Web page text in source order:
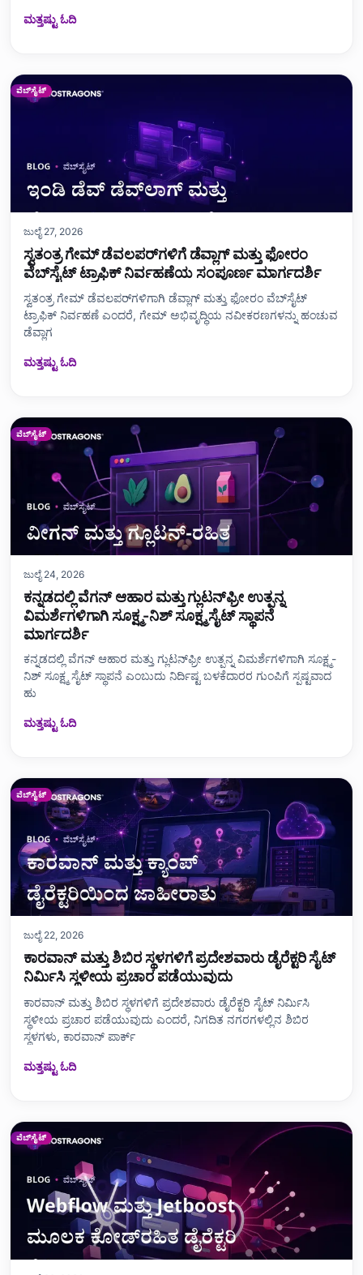
ಮತ್ತಷ್ಟು ಓದಿ
ವೆಬ್‌ಸೈಟ್
ಜುಲೈ 27, 2026
ಸ್ವತಂತ್ರ ಗೇಮ್ ಡೆವಲಪರ್‌ಗಳಿಗೆ ಡೆವ್ಲಾಗ್ ಮತ್ತು ಫೋರಂ
ವೆಬ್‌ಸೈಟ್ ಟ್ರಾಫಿಕ್ ನಿರ್ವಹಣೆಯ ಸಂಪೂರ್ಣ ಮಾರ್ಗದರ್ಶಿ
ಸ್ವತಂತ್ರ ಗೇಮ್ ಡೆವಲಪರ್‌ಗಳಿಗಾಗಿ ಡೆವ್ಲಾಗ್ ಮತ್ತು ಫೋರಂ ವೆಬ್‌ಸೈಟ್
ಟ್ರಾಫಿಕ್ ನಿರ್ವಹಣೆ ಎಂದರೆ, ಗೇಮ್ ಅಭಿವೃದ್ಧಿಯ ನವೀಕರಣಗಳನ್ನು ಹಂಚುವ
ಡೆವ್ಲಾಗ
ಮತ್ತಷ್ಟು ಓದಿ
ವೆಬ್‌ಸೈಟ್
ಜುಲೈ 24, 2026
ಕನ್ನಡದಲ್ಲಿ ವೆಗನ್ ಆಹಾರ ಮತ್ತು ಗ್ಲುಟನ್‌ಫ್ರೀ ಉತ್ಪನ್ನ
ವಿಮರ್ಶೆಗಳಿಗಾಗಿ ಸೂಕ್ಷ್ಮ-ನಿಶ್ ಸೂಕ್ಷ್ಮ ಸೈಟ್ ಸ್ಥಾಪನೆ
ಮಾರ್ಗದರ್ಶಿ
ಕನ್ನಡದಲ್ಲಿ ವೆಗನ್ ಆಹಾರ ಮತ್ತು ಗ್ಲುಟನ್‌ಫ್ರೀ ಉತ್ಪನ್ನ ವಿಮರ್ಶೆಗಳಿಗಾಗಿ ಸೂಕ್ಷ್ಮ-
ನಿಶ್ ಸೂಕ್ಷ್ಮ ಸೈಟ್ ಸ್ಥಾಪನೆ ಎಂಬುದು ನಿರ್ದಿಷ್ಟ ಬಳಕೆದಾರರ ಗುಂಪಿಗೆ ಸ್ಪಷ್ಟವಾದ
ಹು
ಮತ್ತಷ್ಟು ಓದಿ
ವೆಬ್‌ಸೈಟ್
ಜುಲೈ 22, 2026
ಕಾರವಾನ್ ಮತ್ತು ಶಿಬಿರ ಸ್ಥಳಗಳಿಗೆ ಪ್ರದೇಶವಾರು ಡೈರೆಕ್ಟರಿ ಸೈಟ್
ನಿರ್ಮಿಸಿ ಸ್ಥಳೀಯ ಪ್ರಚಾರ ಪಡೆಯುವುದು
ಕಾರವಾನ್ ಮತ್ತು ಶಿಬಿರ ಸ್ಥಳಗಳಿಗೆ ಪ್ರದೇಶವಾರು ಡೈರೆಕ್ಟರಿ ಸೈಟ್ ನಿರ್ಮಿಸಿ
ಸ್ಥಳೀಯ ಪ್ರಚಾರ ಪಡೆಯುವುದು ಎಂದರೆ, ನಿಗದಿತ ನಗರಗಳಲ್ಲಿನ ಶಿಬಿರ
ಸ್ಥಳಗಳು, ಕಾರವಾನ್ ಪಾರ್ಕ್‌
ಮತ್ತಷ್ಟು ಓದಿ
ವೆಬ್‌ಸೈಟ್